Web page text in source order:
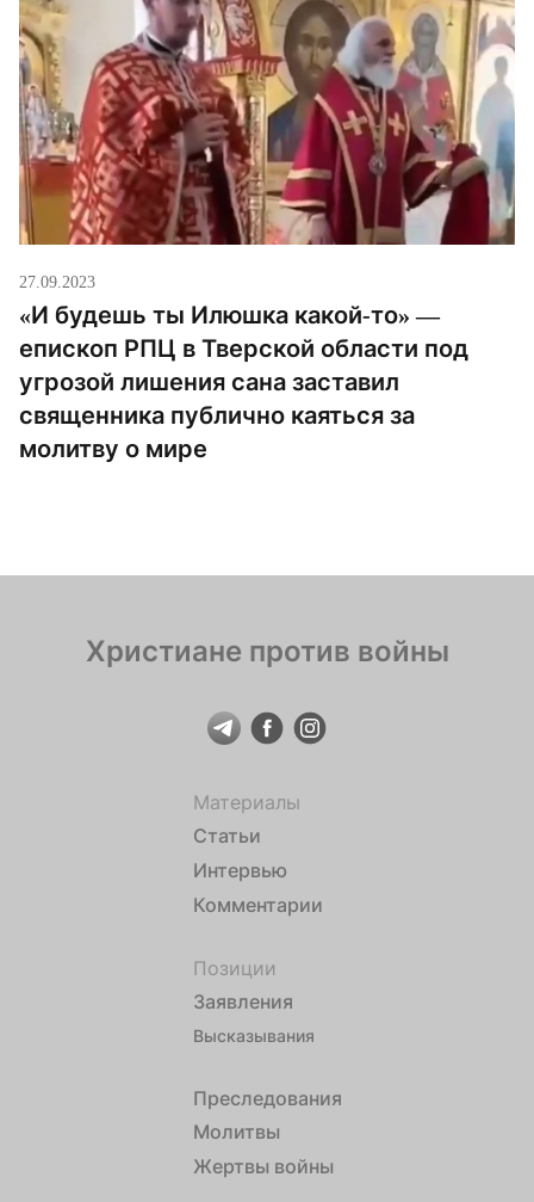
27.09.2023
«И будешь ты Илюшка какой-то» —
епископ РПЦ в Тверской области под
угрозой лишения сана заставил
священника публично каяться за
молитву о мире
Христиане против войны
Материалы
Статьи
Интервью
Комментарии
Позиции
Заявления
Высказывания
Преследования
Молитвы
Жертвы войны